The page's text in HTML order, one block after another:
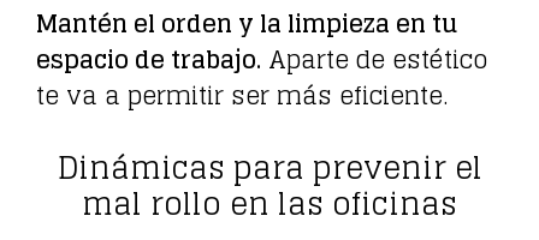
Mantén el orden y la limpieza en tu
espacio de trabajo. Aparte de estético
te va a permitir ser más eficiente.
Dinámicas para prevenir el
mal rollo en las oficinas